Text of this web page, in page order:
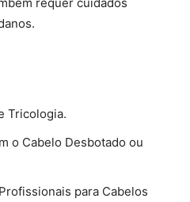
Tricologia.
o Cabelo Desbotado ou
para Cabelos